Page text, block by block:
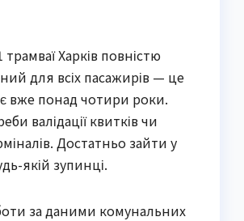
трамваї Харків повністю
для всіх пасажирів — це
вже понад чотири роки.
валідації квитків чи
Достатньо зайти у
якій зупинці.
за даними комунальних